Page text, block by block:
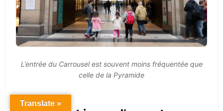
L’entrée du Carrousel est souvent moins fréquentée que
celle de la Pyramide
Translate »